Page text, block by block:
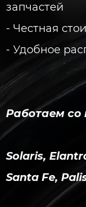
запчастей
- Честная
- Удобное
Работаем со
Solaris,
Santa Fe,